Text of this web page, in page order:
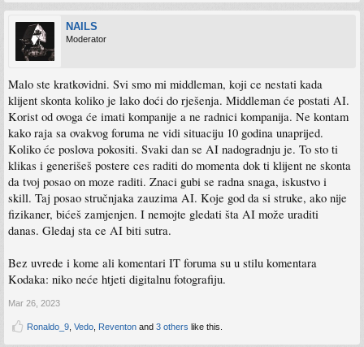
NAILS
Moderator
Malo ste kratkovidni. Svi smo mi middleman, koji ce nestati kada
klijent skonta koliko je lako doći do rješenja. Middleman će postati AI.
Korist od ovoga će imati kompanije a ne radnici kompanija. Ne kontam
kako raja sa ovakvog foruma ne vidi situaciju 10 godina unaprijed.
Koliko će poslova pokositi. Svaki dan se AI nadogradnju je. To sto ti
klikas i generišeš postere ces raditi do momenta dok ti klijent ne skonta
da tvoj posao on moze raditi. Znaci gubi se radna snaga, iskustvo i
skill. Taj posao stručnjaka zauzima AI. Koje god da si struke, ako nije
fizikaner, bićeš zamjenjen. I nemojte gledati šta AI može uraditi
danas. Gledaj sta ce AI biti sutra.
Bez uvrede i kome ali komentari IT foruma su u stilu komentara
Kodaka: niko neće htjeti digitalnu fotografiju.
Mar 26, 2023
Ronaldo_9, Vedo, Reventon and 3 others like this.